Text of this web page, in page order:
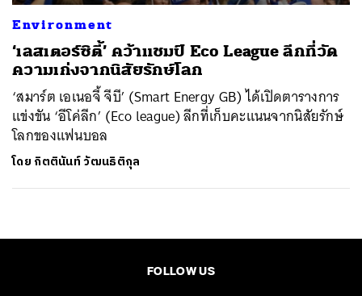
Environment
‘เลสเตอร์ซิตี้’ คว้าแชมป์ Eco League ลีกที่วัด
ความเก่งจากนิสัยรักษ์โลก
‘สมาร์ต เอเนอจี้ จีบี’ (Smart Energy GB) ได้เปิดตารางการ
แข่งขัน ‘อีโค่ลีก’ (Eco league) ลีกที่เก็บคะแนนจากนิสัยรักษ์
โลกของแฟนบอล
โดย กิตตินันท์ วัฒนธิติกุล
FOLLOW US